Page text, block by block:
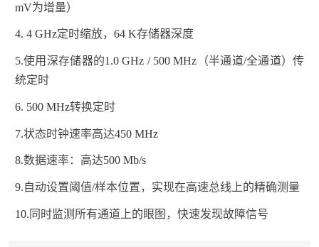
mV为增量）
4. 4 GHz定时缩放， 64 K存储器深度
5.使用深存储器的1.0 GHz / 500 MHz （半通道/全通道）传
统定时
6. 500 MHz转换定时
7.状态时钟速率高达450 MHz
8.数据速率：高达500 Mb/s
9.自动设置阈值/样本位置，实现在高速总线上的精确测量
10. 同时监测所有通道上的眼图，快速发现故障信号